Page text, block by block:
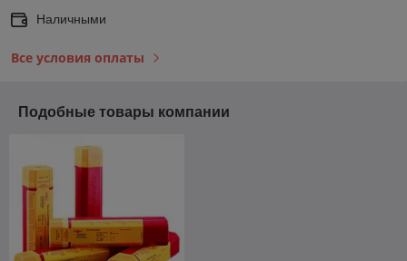
Наличными
Все условия оплаты
Подобные товары компании